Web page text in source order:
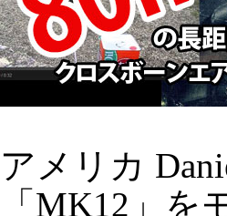
アメリカ
「MK12」